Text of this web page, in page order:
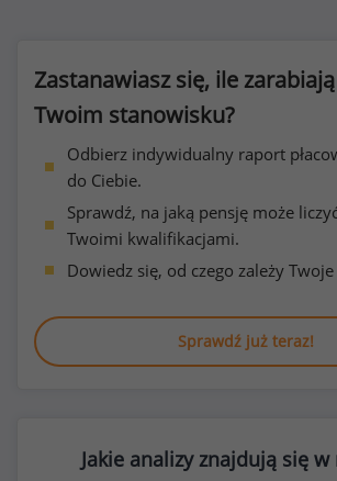
Zastanawiasz się, ile
Twoim stanowisku?
Odbierz indywidualny raport
do Ciebie.
Sprawdź, na jaką pensję może
Twoimi kwalifikacjami.
Dowiedz się, od czego zależy
Sprawdź już teraz!
Jakie analizy znajdują się